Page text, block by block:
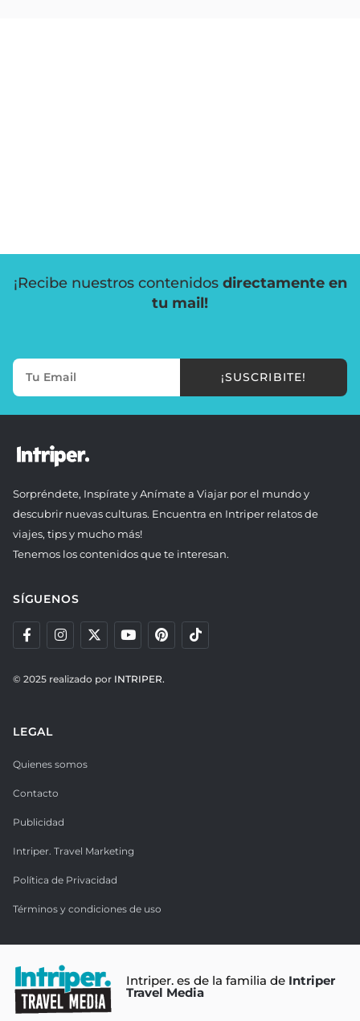
¡Recibe nuestros contenidos directamente en
tu mail!
¡SUSCRIBITE!
Sorpréndete, Inspírate y Anímate a Viajar por el mundo y
descubrir nuevas culturas. Encuentra en Intriper relatos de
viajes, tips y mucho más!
Tenemos los contenidos que te interesan.
SÍGUENOS
© 2025 realizado por INTRIPER.
LEGAL
Quienes somos
Contacto
Publicidad
Intriper. Travel Marketing
Política de Privacidad
Términos y condiciones de uso
Intriper. es de la familia de Intriper
Travel Media